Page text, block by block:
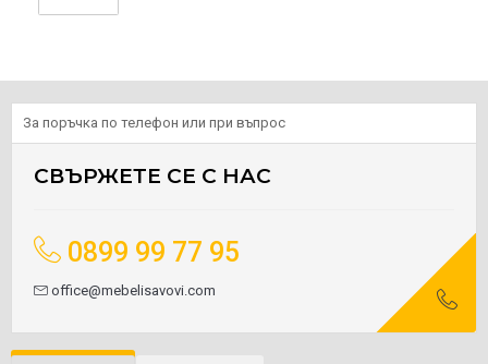
За поръчка по телефон или при въпрос
СВЪРЖЕТЕ СЕ С НАС
0899 99 77 95
office@mebelisavovi.com